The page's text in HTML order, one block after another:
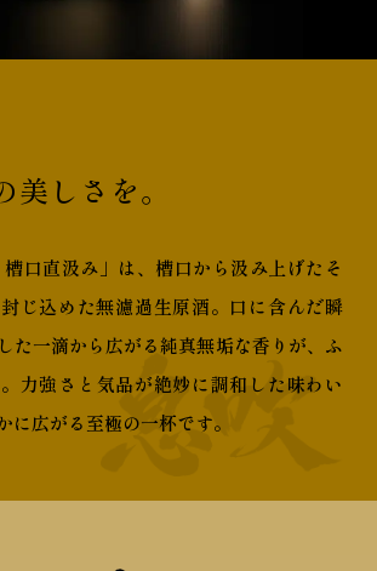
美しさを。
口直汲み」は、 槽口から汲み上げたそ
じ込めた無濾過生原酒。 口に含んだ瞬
た一滴から広がる純真無垢な香りが、 ふ
力強さと気品が絶妙に調和した味わい
に広がる至極の一杯です。